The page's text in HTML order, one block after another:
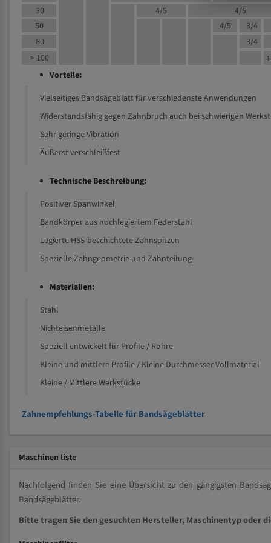
30
4/5 4/5
50
4/5 3/4
80
3/4
> 100
Vorteile:
Vielseitiges Bandsägeblatt für verschiedenste Anwendungen
Widerstandsfähig gegen Zahnbruch auch bei schwierigen
Sehr geringe Vibration
Äußerst verschleißfest
Technische Beschreibung:
Positiver Spanwinkel
Bandkörper aus hochlegiertem Federstahl
Legierte HSS-beschichtete Zahnspitzen
Spezielle Zahngeometrie und Zahnteilung
Materialien:
Stahl
Nichteisenmetalle
Speziell entwickelt für Profile / Rohre
Kleine und mittlere Profile / Kleine Durchmesser Vollmaterial
Kleine / Mittlere Werkstücke
Zahnempfehlungs-Tabelle für Bandsägeblätter
Maschinen liste
Nachfolgend finden Sie eine Übersicht zu den gängigsten
Bandsägeblätter.
Bitte tragen Sie den gesuchten Hersteller, Maschinentyp oder